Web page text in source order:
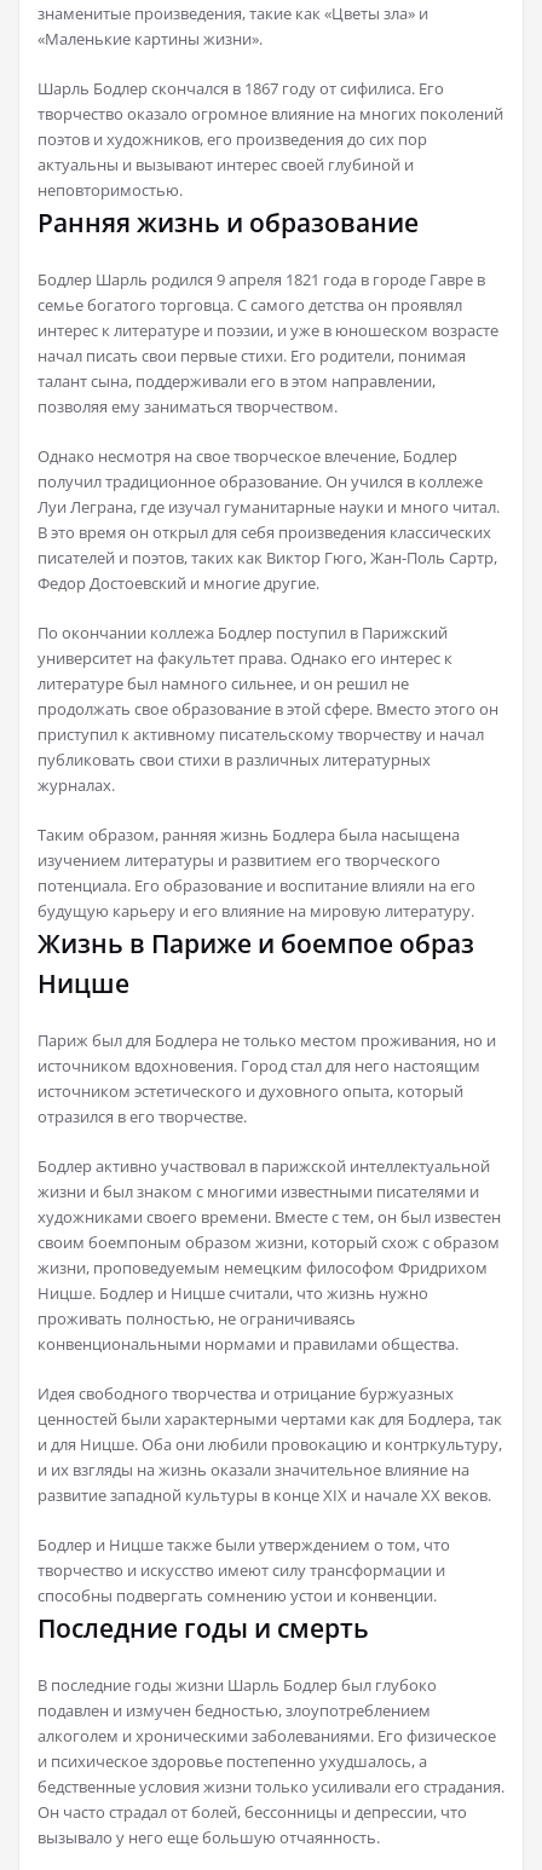
знаменитые произведения, такие как «Цветы зла» и
«Маленькие картины жизни».
Шарль Бодлер скончался в 1867 году от сифилиса. Его
творчество оказало огромное влияние на многих поколений
поэтов и художников, его произведения до сих пор
актуальны и вызывают интерес своей глубиной и
неповторимостью.
Ранняя жизнь и образование
Бодлер Шарль родился 9 апреля 1821 года в городе Гавре в
семье богатого торговца. С самого детства он проявлял
интерес к литературе и поэзии, и уже в юношеском возрасте
начал писать свои первые стихи. Его родители, понимая
талант сына, поддерживали его в этом направлении,
позволяя ему заниматься творчеством.
Однако несмотря на свое творческое влечение, Бодлер
получил традиционное образование. Он учился в коллеже
Луи Леграна, где изучал гуманитарные науки и много читал.
В это время он открыл для себя произведения классических
писателей и поэтов, таких как Виктор Гюго, Жан-Поль Сартр,
Федор Достоевский и многие другие.
По окончании коллежа Бодлер поступил в Парижский
университет на факультет права. Однако его интерес к
литературе был намного сильнее, и он решил не
продолжать свое образование в этой сфере. Вместо этого он
приступил к активному писательскому творчеству и начал
публиковать свои стихи в различных литературных
журналах.
Таким образом, ранняя жизнь Бодлера была насыщена
изучением литературы и развитием его творческого
потенциала. Его образование и воспитание влияли на его
будущую карьеру и его влияние на мировую литературу.
Жизнь в Париже и боемпое образ
Ницше
Париж был для Бодлера не только местом проживания, но и
источником вдохновения. Город стал для него настоящим
источником эстетического и духовного опыта, который
отразился в его творчестве.
Бодлер активно участвовал в парижской интеллектуальной
жизни и был знаком с многими известными писателями и
художниками своего времени. Вместе с тем, он был известен
своим боемпоным образом жизни, который схож с образом
жизни, проповедуемым немецким философом Фридрихом
Ницше. Бодлер и Ницше считали, что жизнь нужно
проживать полностью, не ограничиваясь
конвенциональными нормами и правилами общества.
Идея свободного творчества и отрицание буржуазных
ценностей были характерными чертами как для Бодлера, так
и для Ницше. Оба они любили провокацию и контркультуру,
и их взгляды на жизнь оказали значительное влияние на
развитие западной культуры в конце XIX и начале XX веков.
Бодлер и Ницше также были утверждением о том, что
творчество и искусство имеют силу трансформации и
способны подвергать сомнению устои и конвенции.
Последние годы и смерть
В последние годы жизни Шарль Бодлер был глубоко
подавлен и измучен бедностью, злоупотреблением
алкоголем и хроническими заболеваниями. Его физическое
и психическое здоровье постепенно ухудшалось, а
бедственные условия жизни только усиливали его страдания.
Он часто страдал от болей, бессонницы и депрессии, что
вызывало у него еще большую отчаянность.